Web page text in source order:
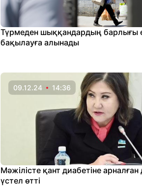
Түрмеден шыққандардың барлығы
бақылауға алынады
09.12.24 14:36
Мәжілісте қант диабетіне
үстел өтті